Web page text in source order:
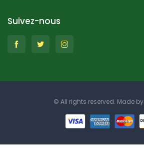
Suivez-nous
© All rights reserved. Made by